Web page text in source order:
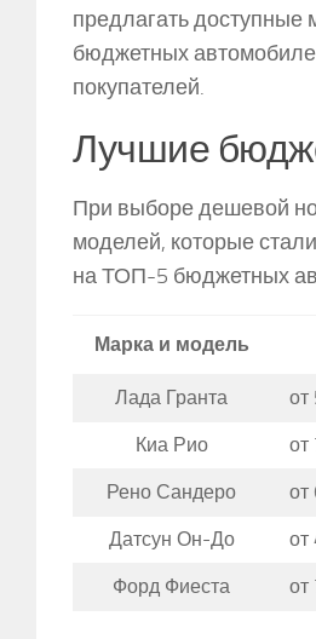
предлагать
бюджетных
покупателей.
Лучшие
При выборе дешевой
моделей, которые
на ТОП-5 бюджетных
Марка и модель
Лада Гранта от
Киа Рио от
Рено Сандеро от
Датсун Он-До от
Форд Фиеста от